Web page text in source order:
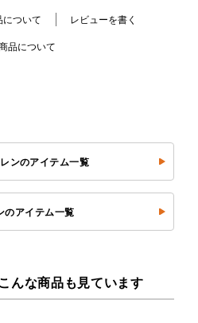
について レビューを書く
品について
ンのアイテム一覧
のアイテム一覧
んな商品も見ています